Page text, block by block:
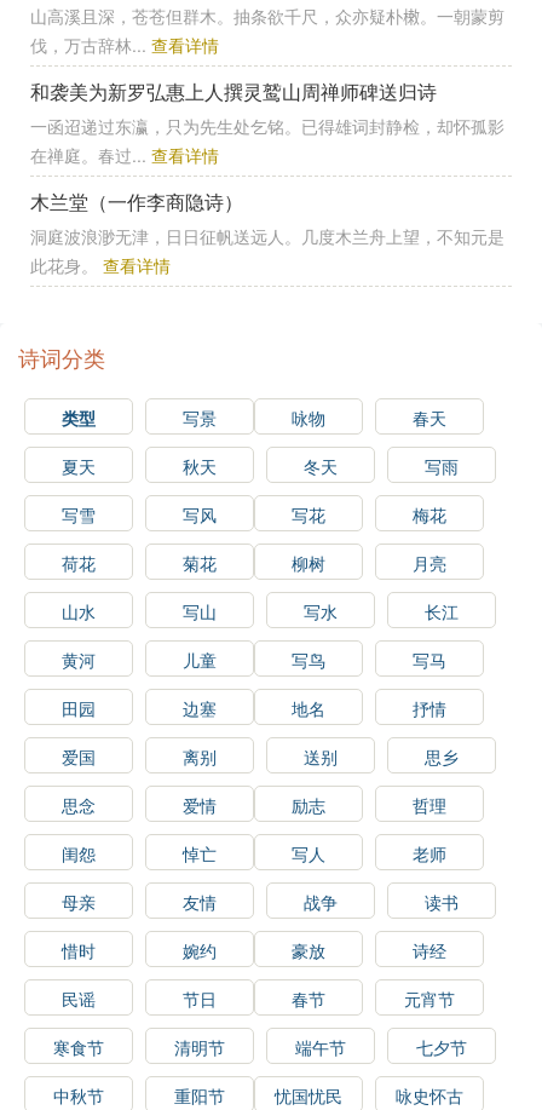
诗词分类
类型 写景 咏物
春天
夏天
秋天 冬天
写雨
写雪
写风 写花
梅花
荷花
菊花 柳树
月亮
山水
写山 写水
长江
黄河
儿童 写鸟
写马
田园
边塞 地名
抒情
爱国
离别 送别
思乡
思念
爱情 励志
哲理
闺怨
悼亡 写人
老师
母亲
友情 战争
读书
惜时
婉约 豪放
诗经
民谣
节日 春节
元宵节
寒食节
清明节 端午节
七夕节
中秋节
重阳节 忧国忧民
咏史怀古
山高溪且深，苍苍但群木。抽条欲千尺，众亦疑朴𣙙。一朝蒙剪
伐，万古辞林... 查看详情
和袭美为新罗弘惠上人撰灵鹫山周禅师碑送归诗
一函迢递过东瀛，只为先生处乞铭。已得雄词封静检，却怀孤影
在禅庭。春过... 查看详情
木兰堂（一作李商隐诗）
洞庭波浪渺无津，日日征帆送远人。几度木兰舟上望，不知元是
此花身。 查看详情